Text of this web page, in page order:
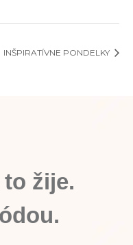
INŠPIRATÍVNE PONDELKY
žije.